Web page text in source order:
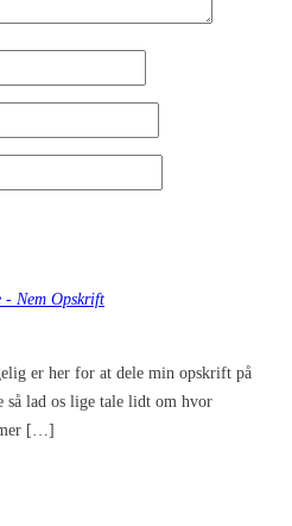
- Nem Opskrift
er her for at dele min opskrift på
så lad os lige tale lidt om hvor
[…]